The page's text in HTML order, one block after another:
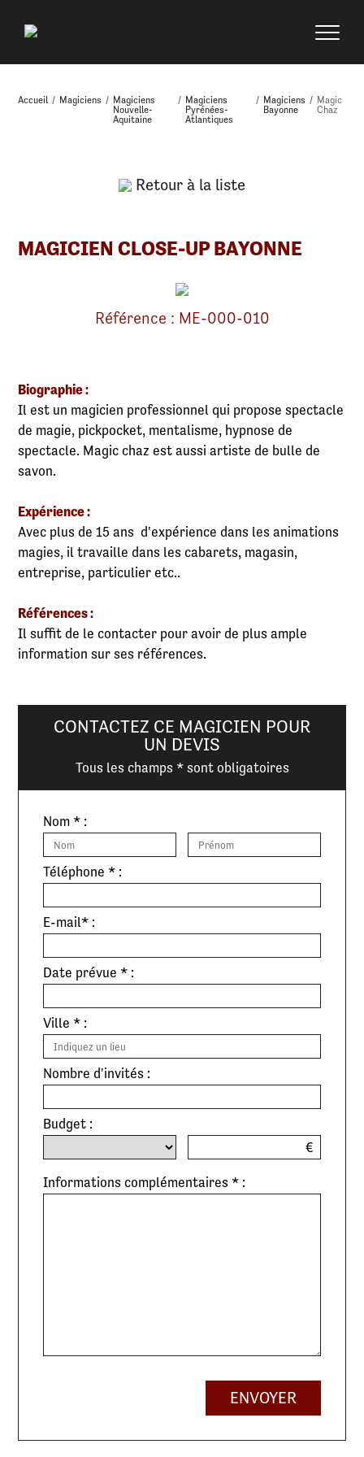
Accueil / Magiciens / Magiciens
Nouvelle-
Aquitaine
/ Magiciens
Pyrénées-
Atlantiques
/ Magiciens
Bayonne
/ Magic
Chaz
Retour à la liste
MAGICIEN CLOSE-UP BAYONNE
Référence : ME-000-010
Biographie :
Il est un magicien professionnel qui propose spectacle
de magie, pickpocket, mentalisme, hypnose de
spectacle. Magic chaz est aussi artiste de bulle de
savon.
Expérience :
Avec plus de 15 ans d'expérience dans les animations
magies, il travaille dans les cabarets, magasin,
entreprise, particulier etc..
Références :
Il suffit de le contacter pour avoir de plus ample
information sur ses références.
CONTACTEZ CE MAGICIEN POUR
UN DEVIS
Tous les champs * sont obligatoires
Nom * :
Téléphone * :
E-mail* :
Date prévue * :
Ville * :
Nombre d'invités :
Budget :
€
Informations complémentaires * :
ENVOYER